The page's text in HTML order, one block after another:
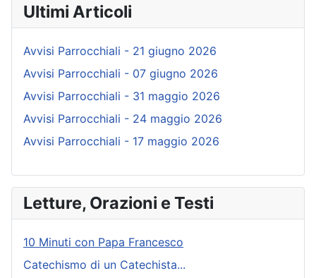
Ultimi Articoli
Avvisi Parrocchiali - 21 giugno 2026
Avvisi Parrocchiali - 07 giugno 2026
Avvisi Parrocchiali - 31 maggio 2026
Avvisi Parrocchiali - 24 maggio 2026
Avvisi Parrocchiali - 17 maggio 2026
Letture, Orazioni e Testi
10 Minuti con Papa Francesco
Catechismo di un Catechista...